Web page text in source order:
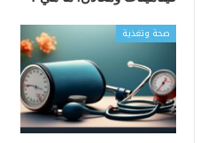
صحة وتغذية